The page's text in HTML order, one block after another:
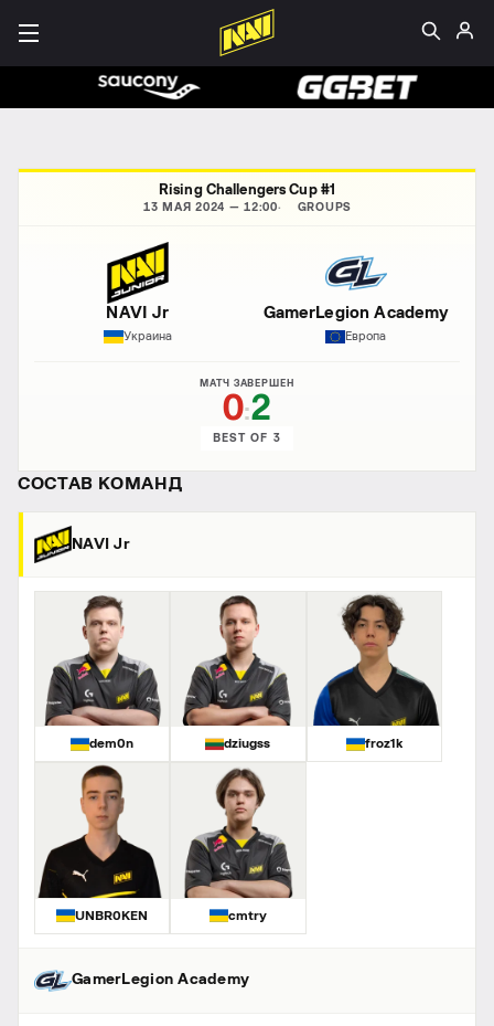
Rising Challengers Cup #1
13 МАЯ 2024 — 12:00 GROUPS
NAVI Jr
Украина
МАТЧ ЗАВЕРШЕН
0:2
BEST OF 3
GamerLegion Academy
Европа
СОСТАВ КОМАНД
NAVI Jr
dem0n dziugss froz1k
UNBR0KEN cmtry
GamerLegion Academy